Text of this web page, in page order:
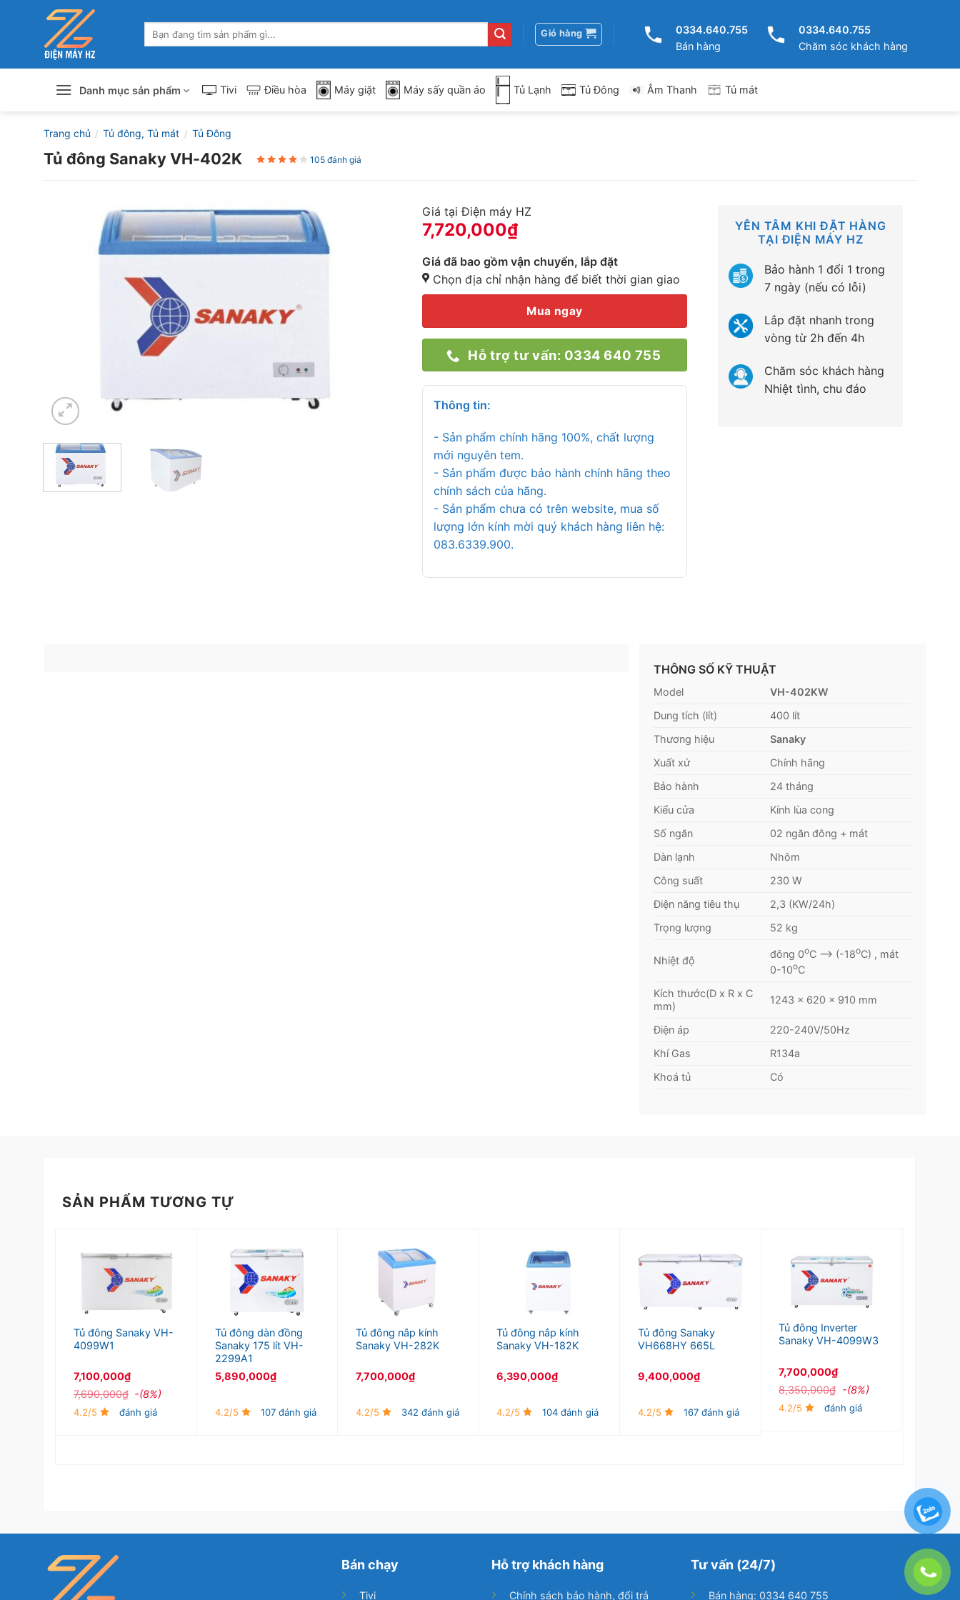
Tìm
kiếm:
Giỏ hàng
0334.640.755
Bán hàng
0334.640.755
Chăm sóc khách hàng
Danh mục sản phẩm Tivi Điều hòa Máy giặt Máy sấy quần áo Tủ Lạnh Tủ Đông Âm Thanh Tủ mát
Trang chủ / Tủ đông, Tủ mát / Tủ Đông
Tủ đông Sanaky VH-402K 105 đánh giá
Giá tại Điện máy HZ
7,720,000₫
Giá đã bao gồm vận chuyển, lắp đặt
Chọn địa chỉ nhận hàng để biết thời gian giao
Mua ngay
Hỗ trợ tư vấn: 0334 640 755
Thông tin:
- Sản phẩm chính hãng 100%, chất lượng
mới nguyên tem.
- Sản phẩm được bảo hành chính hãng theo
chính sách của hãng.
- Sản phẩm chưa có trên website, mua số
lượng lớn kính mời quý khách hàng liên hệ:
083.6339.900.
YÊN TÂM KHI ĐẶT HÀNG
TẠI ĐIỆN MÁY HZ
Bảo hành 1 đổi 1 trong
7 ngày (nếu có lỗi)
Lắp đặt nhanh trong
vòng từ 2h đến 4h
Chăm sóc khách hàng
Nhiệt tình, chu đáo
THÔNG SỐ KỸ THUẬT
Model
VH-402KW
Dung tích (lít)
400 lít
Thương hiệu
Sanaky
Xuất xứ
Chính hãng
Bảo hành
24 tháng
Kiểu cửa
Kính lùa cong
Số ngăn
02 ngăn đông + mát
Dàn lạnh
Nhôm
Công suất
230 W
Điện năng tiêu thụ
2,3 (KW/24h)
Trọng lượng
52 kg
Nhiệt độ
đông 0oC –> (-18oC) , mát
0-10oC
Kích thước(D x R x C
mm)
1243 x 620 x 910 mm
Điện áp
220-240V/50Hz
Khí Gas
R134a
Khoá tủ
Có
SẢN PHẨM TƯƠNG TỰ
Tủ đông Sanaky VH-
4099W1
7,100,000₫
7,690,000₫ -(8%)
4.2/5 đánh giá
Tủ đông dàn đồng
Sanaky 175 lít VH-
2299A1
5,890,000₫
4.2/5 107 đánh giá
Tủ đông nắp kính
Sanaky VH-282K
7,700,000₫
4.2/5 342 đánh giá
Tủ đông nắp kính
Sanaky VH-182K
6,390,000₫
4.2/5 104 đánh giá
Tủ đông Sanaky
VH668HY 665L
9,400,000₫
4.2/5 167 đánh giá
Tủ đông Inverter
Sanaky VH-4099W3
7,700,000₫
8,350,000₫ -(8%)
4.2/5 đánh giá
Bán chạy
Tivi
Hỗ trợ khách hàng
Chính sách bảo hành, đổi trả
Tư vấn (24/7)
Bán hàng: 0334 640 755